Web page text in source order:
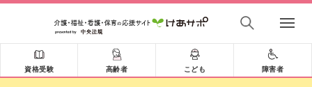
資格受験 高齢者 こども 障害者